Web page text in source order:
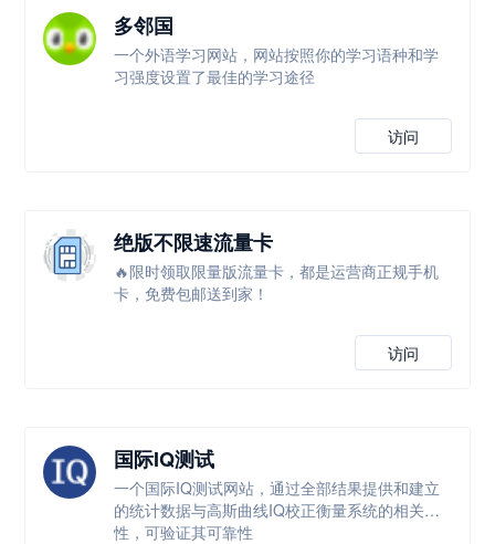
多邻国
一个外语学习网站，网站按照你的学习语种和学
习强度设置了最佳的学习途径
访问
绝版不限速流量卡
🔥限时领取限量版流量卡，都是运营商正规手机
卡，免费包邮送到家！
访问
国际IQ测试
一个国际IQ测试网站，通过全部结果提供和建立
的统计数据与高斯曲线IQ校正衡量系统的相关
性，可验证其可靠性